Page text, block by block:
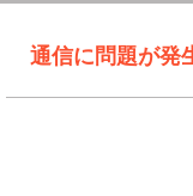
通信に問題が発